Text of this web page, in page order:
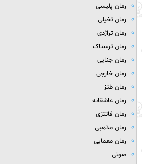
رمان پلیسی
رمان تخیلی
رمان تراژدی
رمان ترسناک
رمان جنایی
رمان خارجی
رمان طنز
رمان عاشقانه
رمان فانتزی
رمان مذهبی
رمان معمایی
صوتی